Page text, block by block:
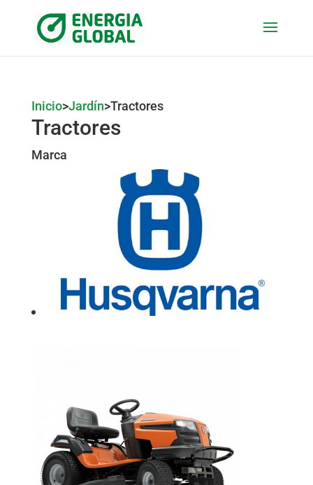
Inicio>Jardín>Tractores
Tractores
Marca